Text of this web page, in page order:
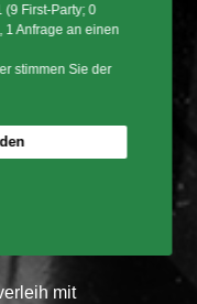
Service zur
für jede
eine
mit
First-Party; 0
1 Anfrage an einen
stimmen Sie der